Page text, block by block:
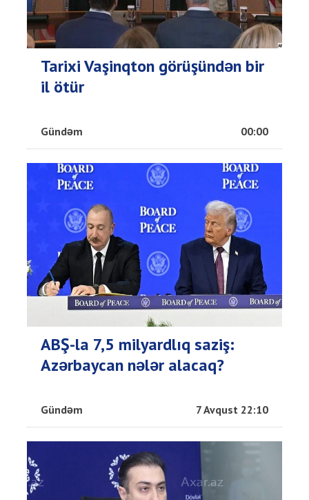
Tarixi Vaşinqton görüşündən bir
il ötür
Gündəm 00:00
ABŞ-la 7,5 milyardlıq saziş:
Azərbaycan nələr alacaq?
Gündəm 7 Avqust 22:10